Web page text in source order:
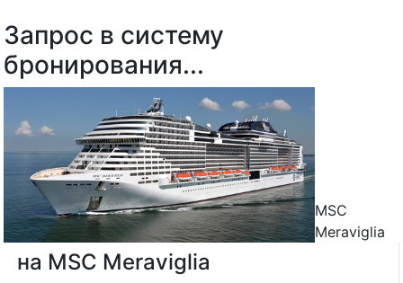
MSC
Meraviglia
на MSC Meraviglia
Запрос в систему
бронирования...